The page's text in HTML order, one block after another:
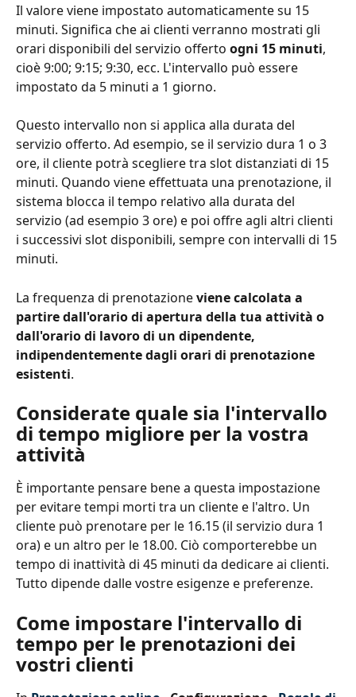
Il valore viene impostato automaticamente su 15
minuti. Significa che ai clienti verranno mostrati gli
orari disponibili del servizio offerto ogni 15 minuti,
cioè 9:00; 9:15; 9:30, ecc. L'intervallo può essere
impostato da 5 minuti a 1 giorno.
Questo intervallo non si applica alla durata del
servizio offerto. Ad esempio, se il servizio dura 1 o 3
ore, il cliente potrà scegliere tra slot distanziati di 15
minuti. Quando viene effettuata una prenotazione, il
sistema blocca il tempo relativo alla durata del
servizio (ad esempio 3 ore) e poi offre agli altri clienti
i successivi slot disponibili, sempre con intervalli di 15
minuti.
La frequenza di prenotazione viene calcolata a
partire dall'orario di apertura della tua attività o
dall'orario di lavoro di un dipendente,
indipendentemente dagli orari di prenotazione
esistenti.
Considerate quale sia l'intervallo
di tempo migliore per la vostra
attività
È importante pensare bene a questa impostazione
per evitare tempi morti tra un cliente e l'altro. Un
cliente può prenotare per le 16.15 (il servizio dura 1
ora) e un altro per le 18.00. Ciò comporterebbe un
tempo di inattività di 45 minuti da dedicare ai clienti.
Tutto dipende dalle vostre esigenze e preferenze.
Come impostare l'intervallo di
tempo per le prenotazioni dei
vostri clienti